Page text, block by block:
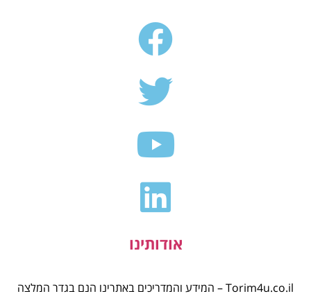
אודותינו
Torim4u.co.il – המידע והמדריכים באתרינו הנם בגדר המלצה